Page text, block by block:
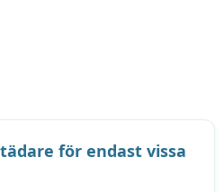
för endast vissa